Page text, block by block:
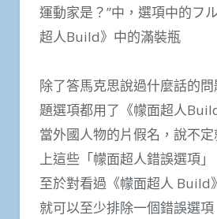
運動家是？”中，選項中的フ
超人Build》中的滿裝瓶
除了答馬克思說過什麼話的
題選項都用了《幪面超人
當外國人物的片假名，說不
上這些「幪面超人錯誤選項」
至於對看過《幪面超人 Build
就可以至少排除一個錯誤選項